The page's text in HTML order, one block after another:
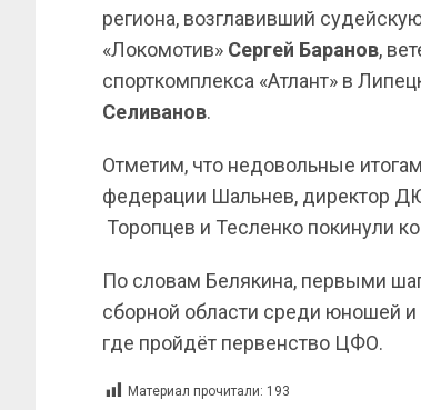
региона, возглавивший
«Локомотив» Сергей Баранов,
спорткомплекса «Атлант» в
Селиванов.
Отметим, что недовольные
федерации Шальнев, директор
Торопцев и Тесленко покинули
По словам Белякина, первыми
сборной области среди юношей
где пройдёт первенство ЦФО.
Материал прочитали: 193